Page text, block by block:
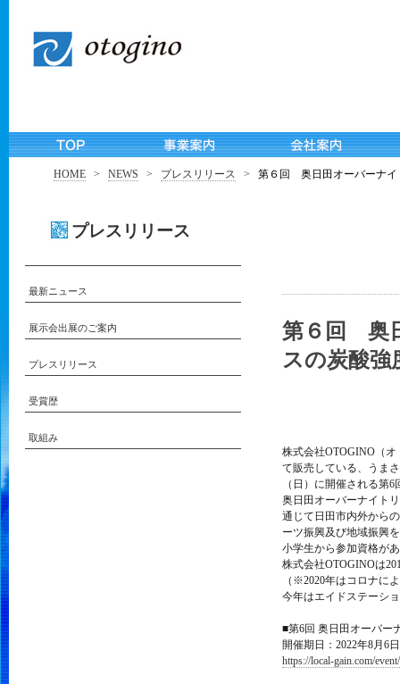
HOME > NEWS > プレスリリース > 第６回 奥日田オーバーナイ
プレスリリース
第６回 奥
スの炭酸強
株式会社OTOGINO（オ
て販売している、うま
（日）に開催される第
奥日田オーバーナイト
通じて日田市内外から
ーツ振興及び地域振興
小学生から参加資格が
株式会社OTOGINOは
（※2020年はコロナに
今年はエイドステーシ
■第6回 奥日田オーバー
開催期日：2022年8月6
https://local-gain.com/
最新ニュース
展示会出展のご案内
プレスリリース
受賞歴
取組み